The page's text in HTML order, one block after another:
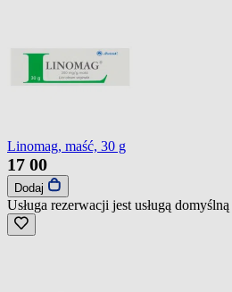
Linomag, maść, 30 g
17 00
Dodaj
Usługa rezerwacji jest usługą domyślną